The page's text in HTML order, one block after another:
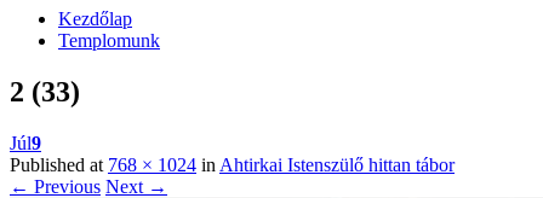
Kezdőlap
Templomunk
2 (33)
Júl9
Published at 768 × 1024 in Ahtirkai Istenszülő hittan tábor
← Previous Next →